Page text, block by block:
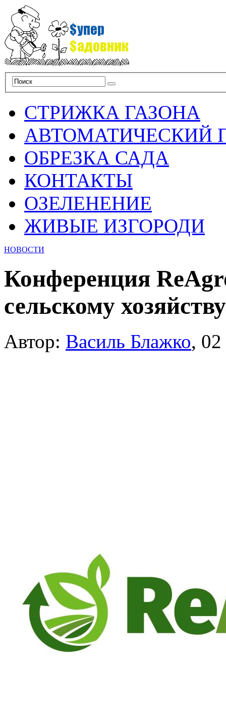
СТРИЖКА ГАЗОНА
АВТОМАТИЧЕСКИЙ
ОБРЕЗКА САДА
КОНТАКТЫ
ОЗЕЛЕНЕНИЕ
ЖИВЫЕ ИЗГОРОДИ
НОВОСТИ
Конференция
сельскому
Автор: Василь Блажко,